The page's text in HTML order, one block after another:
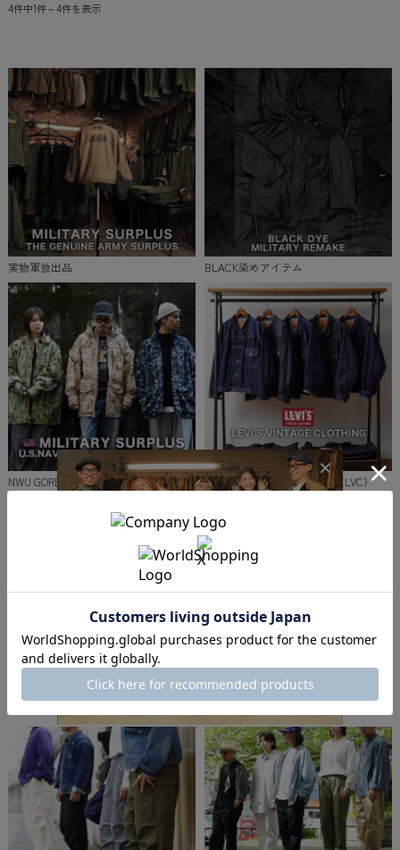
4件中1件～4件を表示
実物軍放出品 BLACK染めアイテム
NWU GORE-TEX パーカ LEVI'S VINTAGE CLOTHING（LVC）
WAIPER.inc フランス軍 M-47 カーゴパ